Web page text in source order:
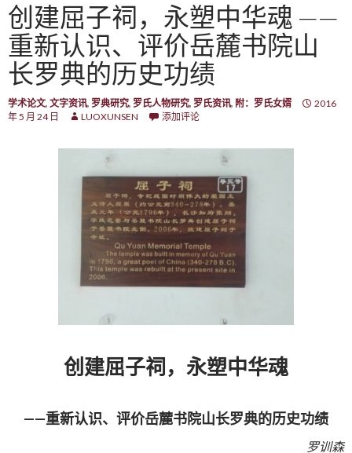
创建屈子祠，永塑中华魂 ——
重新认识、评价岳麓书院山
长罗典的历史功绩
学术论文, 文字资讯, 罗典研究, 罗氏人物研究, 罗氏资讯, 附：罗氏女婿
2016
年 5 月 24 日
LUOXUNSEN 添加评论
创建屈子祠，永塑中华魂
——重新认识、评价岳麓书院山长罗典的历史功绩
罗训森